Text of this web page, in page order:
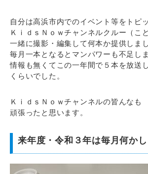
自分は高浜市内でのイベント等をトピ
ＫｉｄｓＮｏｗチャンネルクルー（こ
一緒に撮影・編集して何本か提供しまし
毎月一本となるとマンパワーも不足し
情報も無くてこの一年間で５本を放送
くらいでした。
ＫｉｄｓＮｏｗチャンネルの皆んなも
頑張ったと思います。
来年度・令和３年は毎月何かし